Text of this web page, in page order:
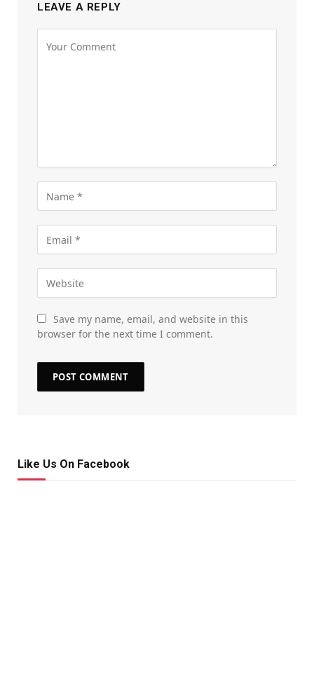
LEAVE A REPLY
Save my name, email, and website in this
browser for the next time I comment.
Like Us On Facebook